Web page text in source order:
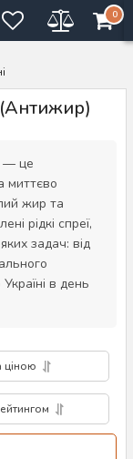
0
— це
миттєво
жир та
рідкі спреї,
задач: від
в день
ціною